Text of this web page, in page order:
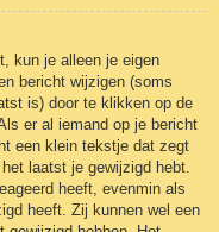
kun je alleen je eigen
bericht wijzigen (soms
is) door te klikken op de
er al iemand op je bericht
een klein tekstje dat zegt
laatst je gewijzigd hebt.
heeft, evenmin als
heeft. Zij kunnen wel een